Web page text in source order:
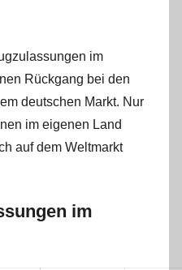
im
Rückgang bei den
deutschen Markt. Nur
im eigenen Land
auf dem Weltmarkt
im